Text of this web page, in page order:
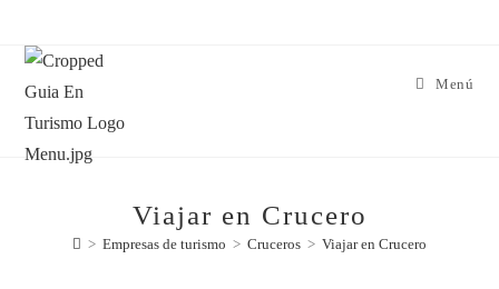
Menú
Viajar en Crucero
> Empresas de turismo > Cruceros > Viajar en Crucero